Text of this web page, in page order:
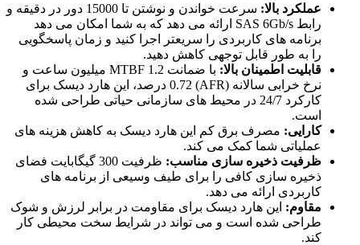
عملکرد بالا:
سرعت خواندن و نوشتن تا 15000 دور در دقیقه و
رابط SAS 6Gb/s ارائه می دهد که به شما امکان می دهد
برنامه های کاربردی را سریعتر اجرا کنید و زمان پاسخگویی
را به طور قابل توجهی کاهش دهید.
قابلیت اطمینان بالا:
با ضمانت MTBF 1.2 میلیون ساعت و
نرخ خرابی سالانه (AFR) 0.72 درصد، این هارد دیسک برای
کارکرد 24/7 در محیط های سازمانی حیاتی طراحی شده
است.
کارایی: مصرف برق کم این هارد دیسک به کاهش هزینه های
عملیاتی شما کمک می کند.
ظرفیت ذخیره سازی مناسب:
ظرفیت 300 گیگابایت فضای
ذخیره سازی کافی را برای طیف وسیعی از برنامه های
کاربردی ارائه می دهد.
مقاوم: این هارد دیسک برای مقاومت در برابر لرزش و شوک
طراحی شده است و می تواند در شرایط سخت محیطی کار
کند.